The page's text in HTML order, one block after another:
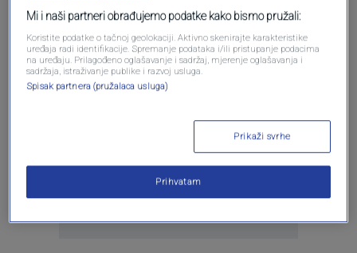
Mi i naši partneri obrađujemo podatke kako bismo pružali:
Koristite podatke o tačnoj geolokaciji. Aktivno skenirajte karakteristike
uređaja radi identifikacije. Spremanje podataka i/ili pristupanje podacima
na uređaju. Prilagođeno oglašavanje i sadržaj, mjerenje oglašavanja i
sadržaja, istraživanje publike i razvoj usluga.
Spisak partnera (pružalaca usluga)
Prikaži svrhe
Prihvatam